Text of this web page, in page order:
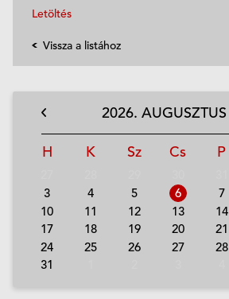
Letöltés
Vissza a listához
2026. AUGUSZTUS
H K Sz Cs P
3
4 5 6 7
10
11 12 13 14
17
18 19 20 21
24
25 26 27 28
31